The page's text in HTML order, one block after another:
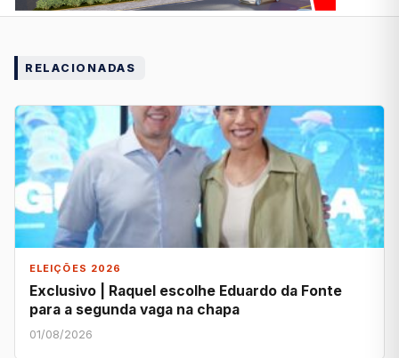
RELACIONADAS
ELEIÇÕES 2026
Exclusivo | Raquel escolhe Eduardo da Fonte
para a segunda vaga na chapa
01/08/2026